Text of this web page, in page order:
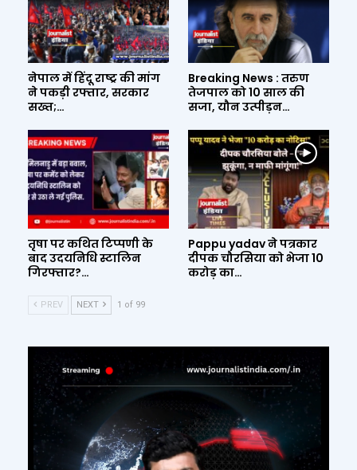
नेपाल में हिंदू राष्ट्र की मांग
ने पकड़ी रफ्तार, सरकार
सख्त;…
Breaking News : तरुण
तेजपाल को 10 साल की
सजा, यौन उत्पीड़न…
तृषा पर कथित टिप्पणी के
बाद उदयनिधि स्टालिन
गिरफ्तार?…
Pappu yadav ने पत्रकार
दीपक चौरसिया को भेजा 10
करोड़ का…
PREV NEXT 1 of 99